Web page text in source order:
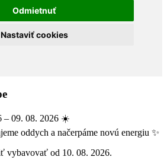
Odmietnuť
Nastaviť cookies
– 09. 08. 2026 ☀️
oddych a načerpáme novú energiu ✨
vybavovať od 10. 08. 2026.